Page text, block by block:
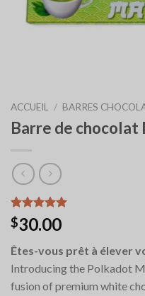
ACCUEIL / BARRES
Barre de
Noté 5.00
sur 5 basé
6
notations
client
$30.00
Êtes-vous prêt à élever
Introducing the Polkadot
fusion of premium white